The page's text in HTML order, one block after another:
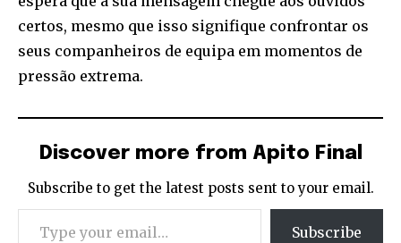
certos, mesmo que isso signifique confrontar os
seus companheiros de equipa em momentos de
pressão extrema.
Discover more from Apito Final
Subscribe to get the latest posts sent to your email.
Type your email…
Subscribe